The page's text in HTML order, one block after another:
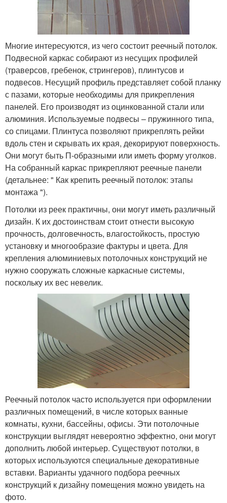
Многие интересуются, из чего состоит реечный потолок.
Подвесной каркас собирают из несущих профилей
(траверсов, гребенок, стрингеров), плинтусов и
подвесов. Несущий профиль представляет собой планку
с пазами, которые необходимы для прикрепления
панелей. Его производят из оцинкованной стали или
алюминия. Используемые подвесы – пружинного типа,
со спицами. Плинтуса позволяют прикреплять рейки
вдоль стен и скрывать их края, декорируют поверхность.
Они могут быть П-образными или иметь форму уголков.
На собранный каркас прикрепляют реечные панели
(детальнее: " Как крепить реечный потолок: этапы
монтажа ").
Потолки из реек практичны, они могут иметь различный
дизайн. К их достоинствам стоит отнести высокую
прочность, долговечность, влагостойкость, простую
установку и многообразие фактуры и цвета. Для
крепления алюминиевых потолочных конструкций не
нужно сооружать сложные каркасные системы,
поскольку их вес невелик.
Реечный потолок часто используется при оформлении
различных помещений, в числе которых ванные
комнаты, кухни, бассейны, офисы. Эти потолочные
конструкции выглядят невероятно эффектно, они могут
дополнить любой интерьер. Существуют потолки, в
которых используются специальные декоративные
вставки. Варианты удачного подбора реечных
конструкций к дизайну помещения можно увидеть на
фото.